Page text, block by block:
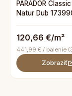
PARADOR
Natur Dub
120,66 €/m²
441,99 € / balenie
Zobraziť